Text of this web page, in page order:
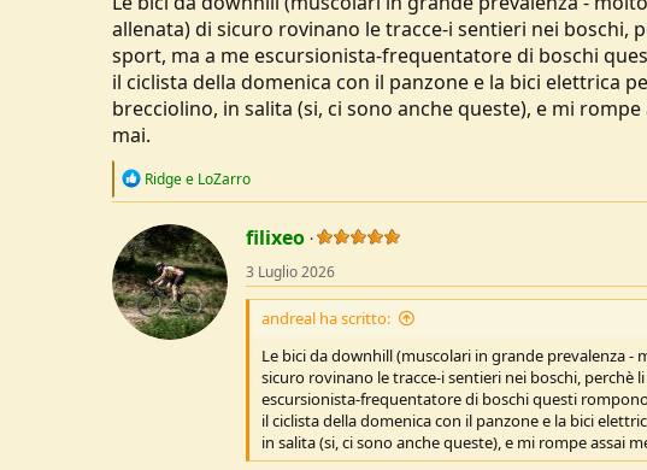
allenata) di sicuro rovinano le tracce-i sentieri nei
sport, ma a me escursionista-frequentatore di boschi
il ciclista della domenica con il panzone e la bici elettrica
brecciolino, in salita (si, ci sono anche queste), e mi
mai.
R
c
t
i
o
n
s
Ridgee LoZarro
filixeo
3 Luglio 2026
andreal ha scritto:
Le bici da downhill (muscolari in grande prevalenza
sicuro rovinano le tracce-i sentieri nei boschi,
escursionista-frequentatore di boschi questi
il ciclista della domenica con il panzone e la bici
in salita (si, ci sono anche queste), e mi rompe assai